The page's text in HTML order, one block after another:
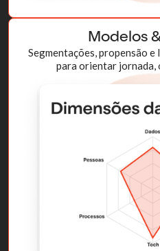
Modelos
Segmentações, propensão
para orientar